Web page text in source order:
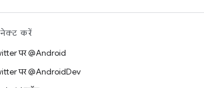
करें
पर @Android
पर @AndroidDev